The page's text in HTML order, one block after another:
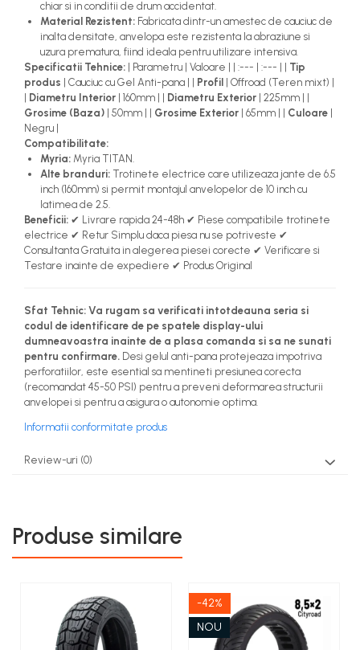
chiar si in conditii de drum accidentat.
Material Rezistent: Fabricata dintr-un amestec de cauciuc de
inalta densitate, anvelopa este rezistenta la abraziune si
uzura prematura, fiind ideala pentru utilizare intensiva.
Specificatii Tehnice: | Parametru | Valoare | | :--- | :--- | | Tip
produs | Cauciuc cu Gel Anti-pana | | Profil
| Offroad (Teren mixt) |
Diametru Interior | 160mm | | Diametru Exterior | 225mm | |
Grosime (Baza) | 50mm | | Grosime Exterior | 65mm | | Culoare
Negru |
Compatibilitate:
Myria: Myria TITAN.
Alte branduri: Trotinete electrice care utilizeaza jante de 6.5
inch (160mm) si permit montajul anvelopelor de 10 inch cu
latimea de 2.5.
Beneficii: ✔ Livrare rapida 24-48h ✔ Piese compatibile trotinete
electrice ✔ Retur Simplu daca piesa nu se potriveste ✔
Consultanta Gratuita in alegerea piesei corecte ✔ Verificare si
Testare inainte de expediere ✔ Produs Original
Sfat Tehnic: Va rugam sa verificati intotdeauna seria si
codul de identificare de pe spatele display-ului
dumneavoastra inainte de a plasa comanda si sa ne sunati
pentru confirmare. Desi gelul anti-pana protejeaza impotriva
perforatiilor, este esential sa mentineti presiunea corecta
(recomandat 45-50 PSI) pentru a preveni deformarea structurii
anvelopei si pentru a asigura o autonomie optima.
Informatii conformitate produs
Review-uri (0)
Produse similare
-42%
NOU